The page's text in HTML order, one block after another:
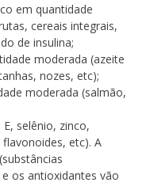
em quantidade
cereais integrais,
de insulina;
moderada (azeite
nozes, etc);
moderada (salmão,
selênio, zinco,
etc). A
os antioxidantes vão